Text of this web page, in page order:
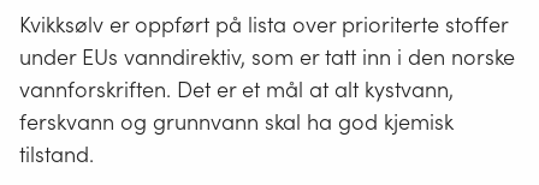
husholdningsutstyr
og
klær
kan
Kvikksølv er oppført på lista over prioriterte stoffer
under EUs vanndirektiv, som er tatt inn i den norske
vannforskriften. Det er et mål at alt kystvann,
ferskvann og grunnvann skal ha god kjemisk
tilstand.